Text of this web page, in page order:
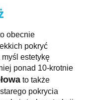
obecnie
pokryć
estetykę
ponad 10-krotnie
to także
pokrycia